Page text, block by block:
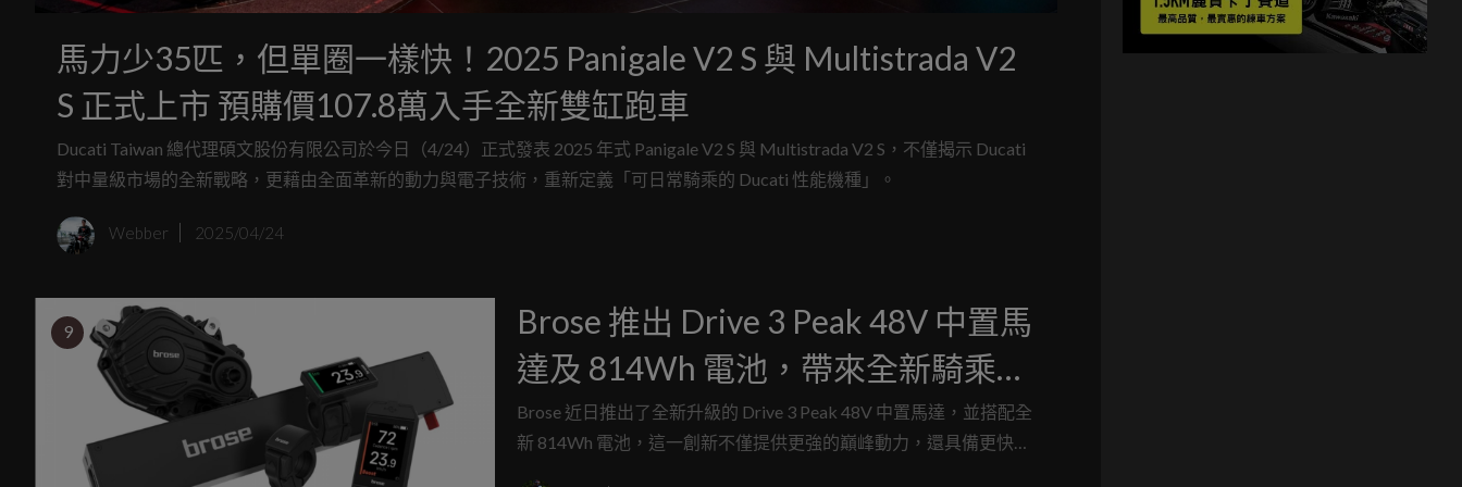
馬力少35匹，但單圈一樣快！2025 Panigale V2 S 與 Multistrada V2
S 正式上市 預購價107.8萬入手全新雙缸跑車
Ducati Taiwan 總代理碩文股份有限公司於今日（4/24）正式發表 2025 年式 Panigale V2 S 與 Multistrada V2 S，不僅揭示 Ducati
對中量級市場的全新戰略，更藉由全面革新的動力與電子技術，重新定義「可日常騎乘的 Ducati 性能機種」。
Webber 2025/04/24
9
Brose 推出 Drive 3 Peak 48V 中置馬
達及 814Wh 電池，帶來全新騎乘體
驗
Brose 近日推出了全新升級的 Drive 3 Peak 48V 中置馬達，並搭配全
新 814Wh 電池，這一創新不僅提供更強的巔峰動力，還具備更快速